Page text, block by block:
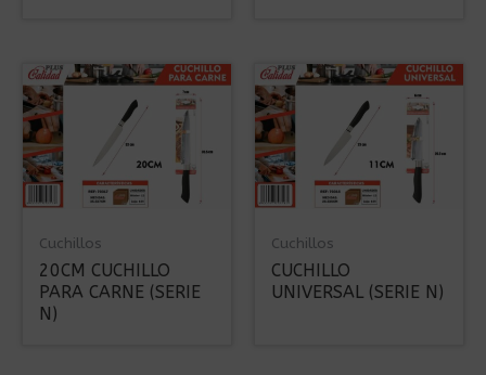
Cuchillos
20CM CUCHILLO
PARA CARNE (SERIE
N)
Cuchillos
CUCHILLO
UNIVERSAL (SERIE N)